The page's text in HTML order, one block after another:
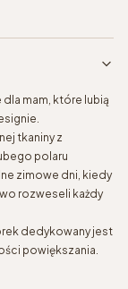
mam, które lubią
tkaniny z
polaru
zimowe dni, kiedy
rozweseli każdy
dedykowany jest
powiększania.